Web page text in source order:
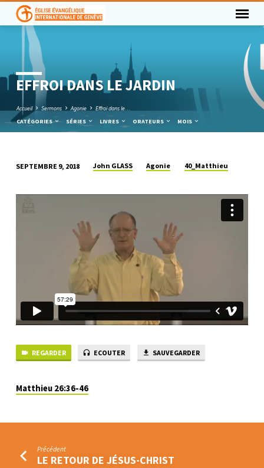
EFFROI DANS LE JARDIN
Accueil Sermons Agonie
Effroi dans le…
CATÉGORIES
SÉRIES LIVRES ORATEURS MOIS
DANS
LE
SEPTEMBRE 9, 2018 John GLASS Agonie 40_Matthieu
REGARDER ECOUTER SAUVEGARDER
Matthieu 26:36-46
Précédent
LE RETOUR DE JÉSUS-CHRIST